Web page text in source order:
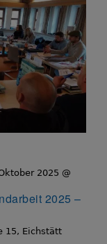
2025 –
2025 @
15, Eichstätt